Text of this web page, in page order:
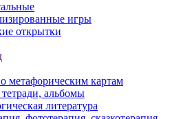
игры
открытки
метафорическим картам
альбомы
литература